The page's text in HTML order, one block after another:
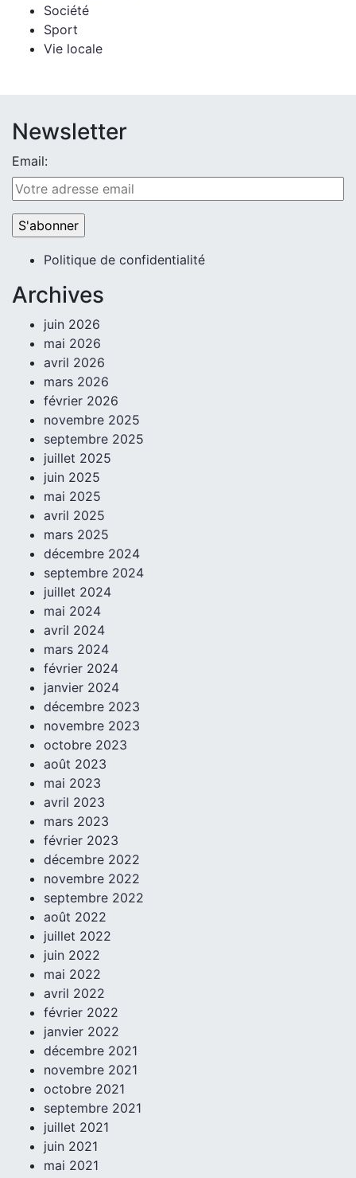
Société
Sport
Vie locale
Newsletter
Email:
Politique de confidentialité
Archives
juin 2026
mai 2026
avril 2026
mars 2026
février 2026
novembre 2025
septembre 2025
juillet 2025
juin 2025
mai 2025
avril 2025
mars 2025
décembre 2024
septembre 2024
juillet 2024
mai 2024
avril 2024
mars 2024
février 2024
janvier 2024
décembre 2023
novembre 2023
octobre 2023
août 2023
mai 2023
avril 2023
mars 2023
février 2023
décembre 2022
novembre 2022
septembre 2022
août 2022
juillet 2022
juin 2022
mai 2022
avril 2022
février 2022
janvier 2022
décembre 2021
novembre 2021
octobre 2021
septembre 2021
juillet 2021
juin 2021
mai 2021